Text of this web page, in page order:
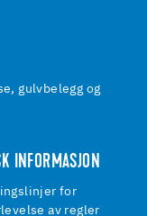
gulvbelegg og
INFORMASJON
for
av regler